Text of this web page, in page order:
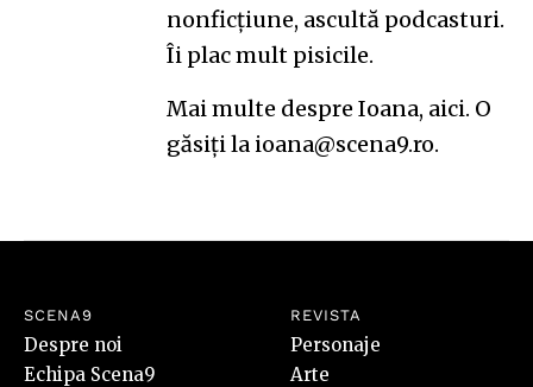
nonficțiune, ascultă podcasturi.
Îi plac mult pisicile.
Mai multe despre Ioana, aici. O
găsiți la ioana@scena9.ro.
SCENA9
Despre noi
Echipa Scena9
REVISTA
Personaje
Arte